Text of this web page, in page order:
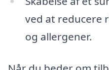
ved at reducere
og allergener.